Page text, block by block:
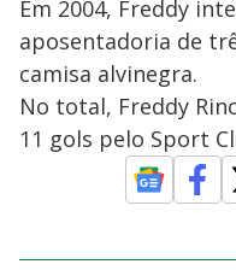
Em 2004, Freddy
aposentadoria de
camisa alvinegra.
No total, Freddy
11 gols pelo Sport